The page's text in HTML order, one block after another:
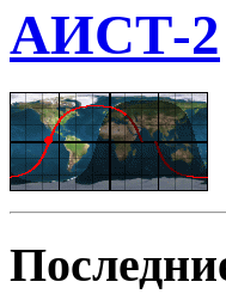
АИСТ-2